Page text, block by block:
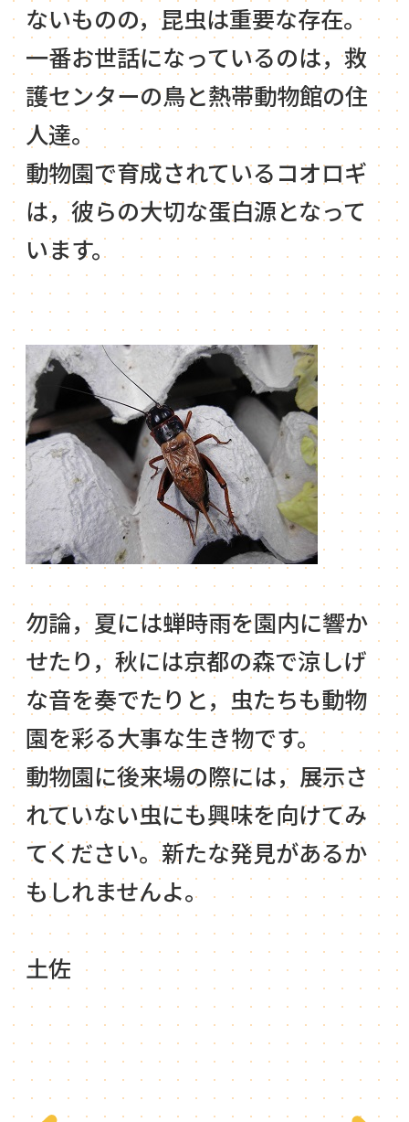
ないものの，昆虫は重要な存在。
一番お世話になっているのは，救
護センターの鳥と熱帯動物館の住
人達。
動物園で育成されているコオロギ
は，彼らの大切な蛋白源となって
います。
勿論，夏には蝉時雨を園内に響か
せたり，秋には京都の森で涼しげ
な音を奏でたりと，虫たちも動物
園を彩る大事な生き物です。
動物園に後来場の際には，展示さ
れていない虫にも興味を向けてみ
てください。新たな発見があるか
もしれませんよ。
土佐